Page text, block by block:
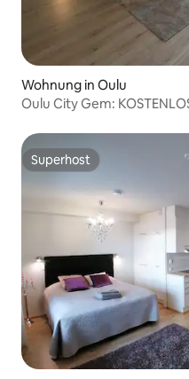
Wohnung in Oulu
Oulu City Gem:
Superhost
Superhost